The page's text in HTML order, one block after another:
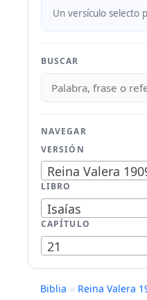
Un versículo selecto
BUSCAR
NAVEGAR
VERSIÓN
Reina Valera
LIBRO
Isaías
CAPÍTULO
21
Biblia » Reina Valera